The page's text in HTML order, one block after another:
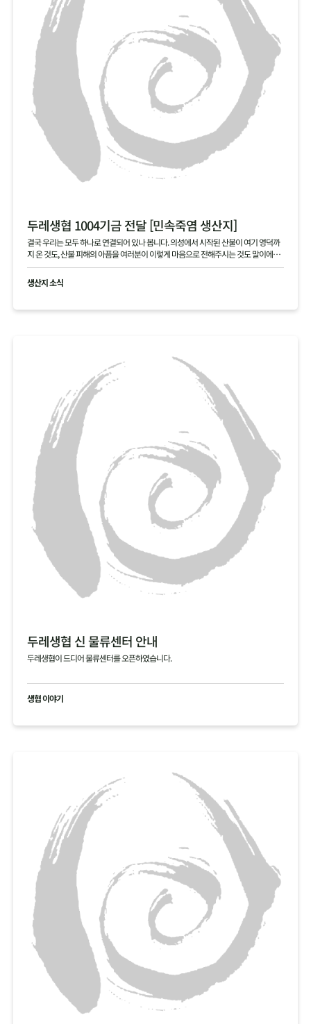
두레생협 1004기금 전달 [민속죽염 생산지]
결국 우리는 모두 하나로 연결되어 있나 봅니다. 의성에서 시작된 산불이 여기 영덕까
지 온 것도, 산불 피해의 아픔을 여러분이 이렇게 마음으로 전해주시는 것도 말이에요.
본의 아니게 걱정을 끼쳐 죄송합니다. 여러분 덕분에 다시 힘을 내겠습니다. 진심으로
고맙습니다.
생산지 소식
두레생협 신 물류센터 안내
두레생협이 드디어 물류센터를 오픈하였습니다.
생협 이야기